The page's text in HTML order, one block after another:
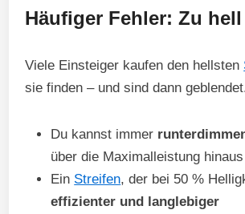
Häufiger Fehler: Zu
Viele Einsteiger kaufen den hellsten
sie finden – und sind dann
Du kannst immer
über die Maximalleistung
Ein Streifen, der bei 50 %
effizienter und langlebiger